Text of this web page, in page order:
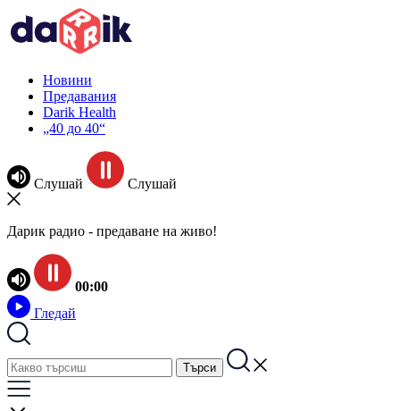
Новини
Предавания
Darik Health
„40 до 40“
Слушай Слушай
Дарик радио - предаване на живо!
00:00
Гледай